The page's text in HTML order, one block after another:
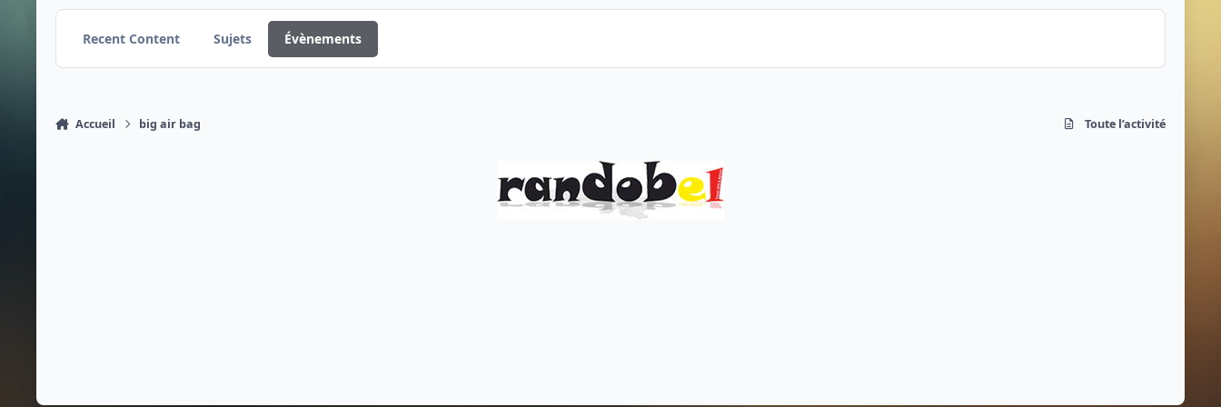
Recent Content Sujets Évènements
Accueil big air bag Toute l’activité